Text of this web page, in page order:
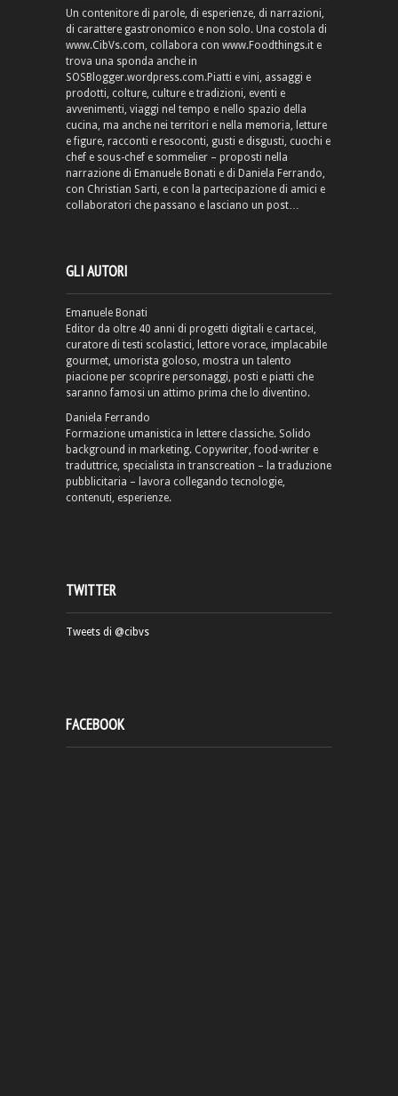
Un contenitore di parole, di esperienze, di narrazioni,
di carattere gastronomico e non solo. Una costola di
www.CibVs.com, collabora con www.Foodthings.it e
trova una sponda anche in
SOSBlogger.wordpress.com.Piatti e vini, assaggi e
prodotti, colture, culture e tradizioni, eventi e
avvenimenti, viaggi nel tempo e nello spazio della
cucina, ma anche nei territori e nella memoria, letture
e figure, racconti e resoconti, gusti e disgusti, cuochi e
chef e sous-chef e sommelier – proposti nella
narrazione di Emanuele Bonati e di Daniela Ferrando,
con Christian Sarti, e con la partecipazione di amici e
collaboratori che passano e lasciano un post…
GLI AUTORI
Emanuele Bonati
Editor da oltre 40 anni di progetti digitali e cartacei,
curatore di testi scolastici, lettore vorace, implacabile
gourmet, umorista goloso, mostra un talento
piacione per scoprire personaggi, posti e piatti che
saranno famosi un attimo prima che lo diventino.
Daniela Ferrando
Formazione umanistica in lettere classiche. Solido
background in marketing. Copywriter, food-writer e
traduttrice, specialista in transcreation – la traduzione
pubblicitaria – lavora collegando tecnologie,
contenuti, esperienze.
TWITTER
Tweets di @cibvs
FACEBOOK